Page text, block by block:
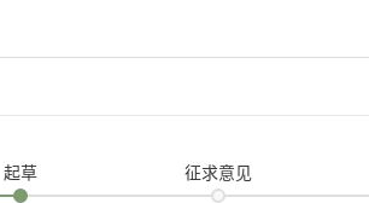
起草 征求意见